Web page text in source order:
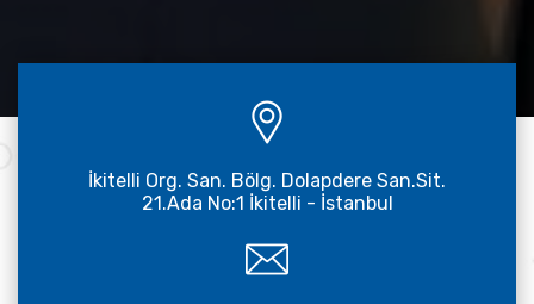
İkitelli Org. San. Bölg. Dolapdere San.Sit.
21.Ada No:1 İkitelli - İstanbul